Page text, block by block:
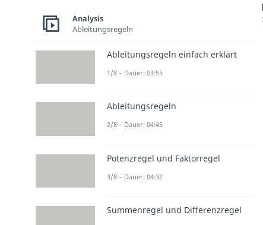
Analysis
Ableitungsregeln
Ableitungsregeln einfach erklärt
1/8 – Dauer: 03:55
Ableitungsregeln
2/8 – Dauer: 04:45
Potenzregel und Faktorregel
3/8 – Dauer: 04:32
Summenregel und Differenzregel